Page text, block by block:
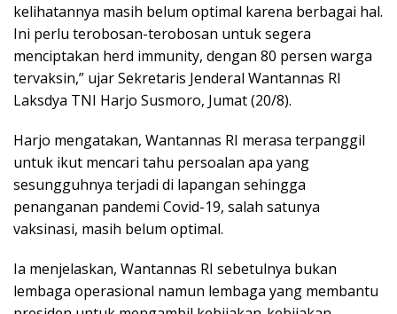
kelihatannya masih belum optimal karena berbagai hal.
Ini perlu terobosan-terobosan untuk segera
menciptakan herd immunity, dengan 80 persen warga
tervaksin,” ujar Sekretaris Jenderal Wantannas RI
Laksdya TNI Harjo Susmoro, Jumat (20/8).
Harjo mengatakan, Wantannas RI merasa terpanggil
untuk ikut mencari tahu persoalan apa yang
sesungguhnya terjadi di lapangan sehingga
penanganan pandemi Covid-19, salah satunya
vaksinasi, masih belum optimal.
Ia menjelaskan, Wantannas RI sebetulnya bukan
lembaga operasional namun lembaga yang membantu